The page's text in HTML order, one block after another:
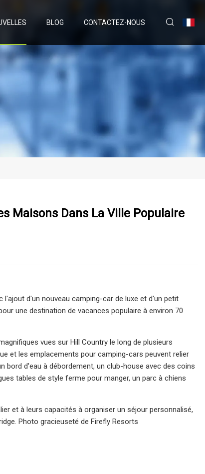
BLOG CONTACTEZ-NOUS
Maisons Dans La Ville Populaire
d'un nouveau camping-car de luxe et d'un petit
une destination de vacances populaire à environ 70
vues sur Hill Country le long de plusieurs
et les emplacements pour camping-cars peuvent relier
bord d'eau à débordement, un club-house avec des coins
tables de style ferme pour manger, un parc à chiens
et à leurs capacités à organiser un séjour personnalisé,
Photo gracieuseté de Firefly Resorts